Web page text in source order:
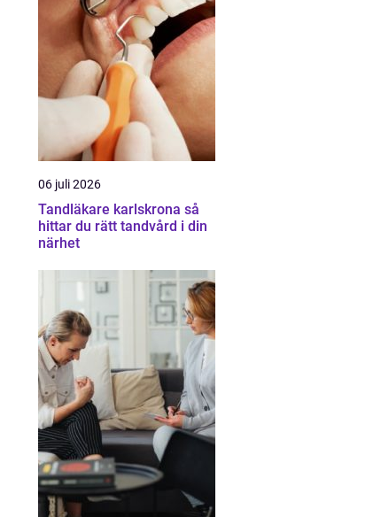
06 juli 2026
Tandläkare karlskrona så
hittar du rätt tandvård i din
närhet